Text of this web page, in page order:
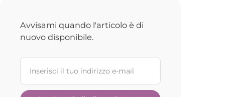
Avvisami quando l'articolo è di
nuovo disponibile.